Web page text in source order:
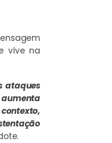
vive na
ataques